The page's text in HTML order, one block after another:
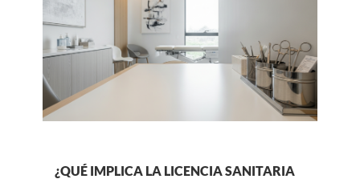
¿QUÉ IMPLICA LA LICENCIA SANITARIA